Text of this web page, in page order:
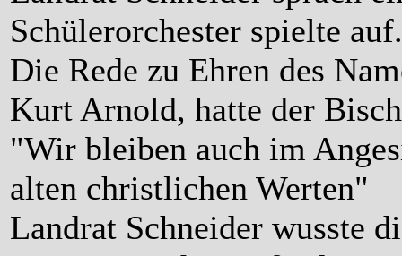
Schülerorchester spielte auf.
Die Rede zu Ehren des
Kurt Arnold, hatte der
"Wir bleiben auch im
alten christlichen Werten"
Landrat Schneider wusste